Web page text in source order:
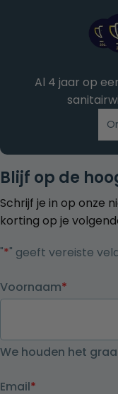
Blijf op de
Schrijf je in op onze
korting op je
"*" geeft vereiste
Voornaam*
We houden het
Email*
Al 4 jaar op